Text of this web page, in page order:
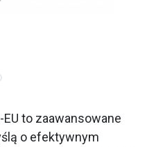
to zaawansowane
o efektywnym